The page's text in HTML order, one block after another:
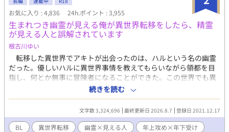
夜空に輝く月みたいにキラキラした銀髪。夜の闇を思わせる深い
紺碧の瞳。 涼やかに切れ上がった眦はサイコーにクール！！ イケ
メンではなく美形！ビューティフル！ワンダフォー！ ありとあら
ゆる美辞麗句を並び立てたくなるくらいに美しい姿かたちなの
だ！ 当然ながらボクもそのビジュアルにノックアウトされた。 ネ
ップリももちろんコンプリートしたし、アクスタももちろん手に
入れた！ そんなボクの推しジルベスターは、その無表情のせいで
「人を馬鹿にしている」「心がない」「冷酷」といわれ、悪役令
息と呼ばれていた。 でもボクにはわかっていた。全部誤解なんだ
って。 ジルベスターは優しい人なんだって。 あの無表情の下には
確かに温かなものが隠れてるはずなの！ なのに誰もそれを理解し
ようとしなかった。 そして最後に断罪されてしまうのだ！あのピ
ンク頭に惑わされたあんぽんたんたちのせいで！！ ジルベスター
お気に入り : 4,836 24h.ポイント : 3,955
生まれつき幽霊が見える俺が異世界転移をしたら、精霊
が見える人と誤解されています
根古川ゆい
転移した異世界でアキトが出会ったのは、ハルという名の幽霊
だった。優しいハルに異世界事情を教えてもらいながら領都を目
指し、何とか無事に冒険者になることができた。この世界でも異
質な幽霊が見える力は誰にも内緒――の筈だったのに、何でこう
なった。 この世界にはかつて精霊がいて、今では誰も見ること
はできず話すこともできない。うっかりハルに話しかけているの
を見られてから、精霊が見える人認定されたアキトの異世界生
活。 ※幽霊は出てきますが、オカルト要素は強くないです ※
続きを読む
文字数 3,324,696 最終更新日 2026.8.7 登録日 2021.12.17
BL 異世界転移 幽霊×見える人
年上攻め×年下受け